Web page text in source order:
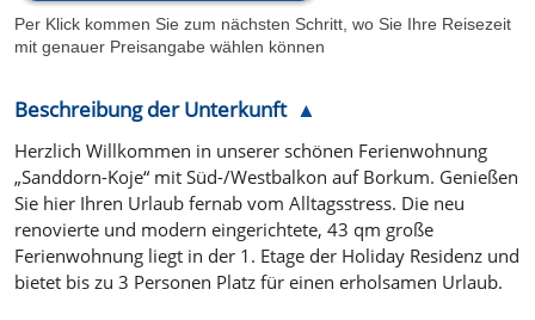
Per Klick kommen Sie zum nächsten Schritt, wo Sie Ihre Reisezeit
mit genauer Preisangabe wählen können
Beschreibung der Unterkunft
Herzlich Willkommen in unserer schönen Ferienwohnung
„Sanddorn-Koje“ mit Süd-/Westbalkon auf Borkum. Genießen
Sie hier Ihren Urlaub fernab vom Alltagsstress. Die neu
renovierte und modern eingerichtete, 43 qm große
Ferienwohnung liegt in der 1. Etage der Holiday Residenz und
bietet bis zu 3 Personen Platz für einen erholsamen Urlaub.